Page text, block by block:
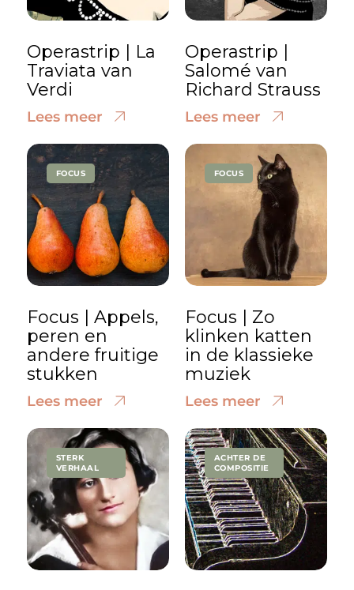
Operastrip | La
Traviata van
Verdi
Lees meer
Operastrip |
Salomé van
Richard Strauss
Lees meer
FOCUS
Focus | Appels,
peren en
andere fruitige
stukken
Lees meer
FOCUS
Focus | Zo
klinken katten
in de klassieke
muziek
Lees meer
STERK
VERHAAL
ACHTER DE
COMPOSITIE